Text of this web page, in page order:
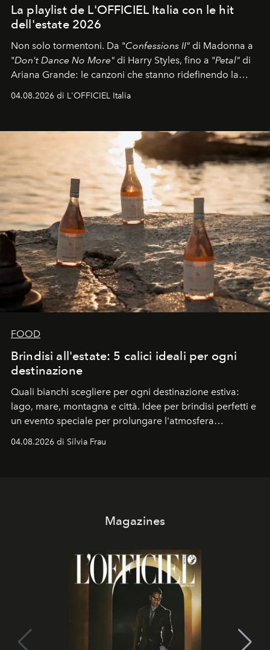
La playlist de L'OFFICIEL Italia con le hit
dell'estate 2026
Non solo tormentoni. Da "Confessions II" di Madonna a
"Don't Dance No More" di Harry Styles, fino a "Petal" di
Ariana Grande: le canzoni che stanno ridefinendo la
04.08.2026 di L'OFFICIEL Italia
FOOD
Brindisi all'estate: 5 calici ideali per ogni
destinazione
Quali bianchi scegliere per ogni destinazione estiva:
lago, mare, montagna e città. Idee per brindisi perfetti e
un evento speciale per prolungare l'atmosfera
04.08.2026 di Silvia Frau
Magazines